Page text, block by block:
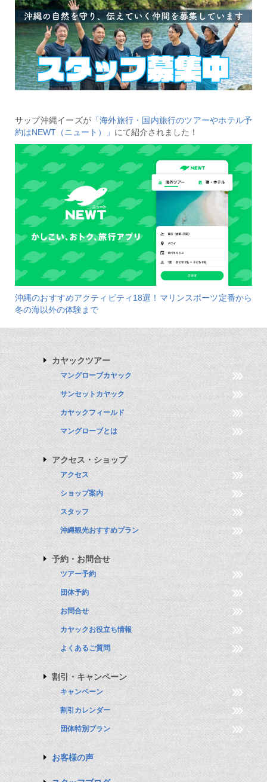
サップ沖縄イーズが 「海外旅行・国内旅行のツアーやホテル予
約はNEWT（ニュート）」 にて紹介されました！
沖縄のおすすめアクティビティ18選！マリンスポーツ定番から
冬の海以外の体験まで
カヤックツアー
マングローブカヤック
サンセットカヤック
カヤックフィールド
マングローブとは
アクセス・ショップ
アクセス
ショップ案内
スタッフ
沖縄観光おすすめプラン
予約・お問合せ
ツアー予約
団体予約
お問合せ
カヤックお役立ち情報
よくあるご質問
割引・キャンペーン
キャンペーン
割引カレンダー
団体特別プラン
お客様の声